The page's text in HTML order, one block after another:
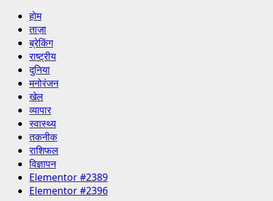
होम
ताज़ा
ब्रेकिंग
राष्ट्रीय
दुनिया
मनोरंजन
खेल
व्यापार
स्वास्थ्य
तकनीक
राशिफल
विज्ञापन
Elementor #2389
Elementor #2396